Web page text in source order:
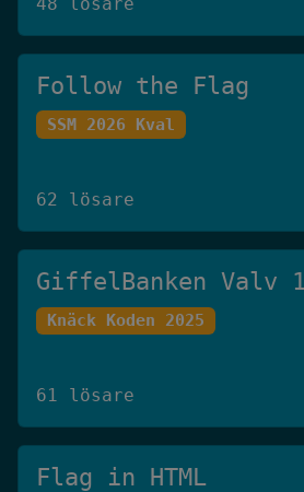
Follow the Flag
SSM 2026 Kval
62 lösare
GiffelBanken Valv 1
Knäck Koden 2025
61 lösare
Flag in HTML